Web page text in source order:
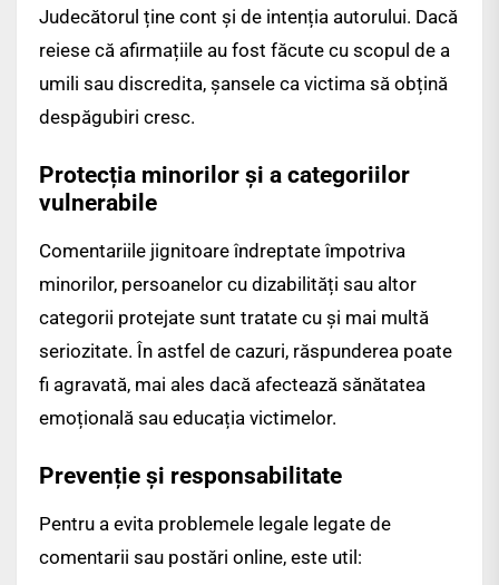
Judecătorul ține cont și de intenția autorului. Dacă
reiese că afirmațiile au fost făcute cu scopul de a
umili sau discredita, șansele ca victima să obțină
despăgubiri cresc.
Protecția minorilor și a categoriilor
vulnerabile
Comentariile jignitoare îndreptate împotriva
minorilor, persoanelor cu dizabilități sau altor
categorii protejate sunt tratate cu și mai multă
seriozitate. În astfel de cazuri, răspunderea poate
fi agravată, mai ales dacă afectează sănătatea
emoțională sau educația victimelor.
Prevenție și responsabilitate
Pentru a evita problemele legale legate de
comentarii sau postări online, este util: